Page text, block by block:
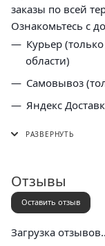
заказы по всей
Ознакомьтесь с
Курьер
области)
Самовывоз
Яндекс
Отзывы
Оставить отзыв
Загрузка